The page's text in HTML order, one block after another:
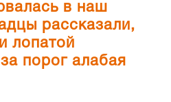
в наш
рассказали,
лопатой
порог алабая